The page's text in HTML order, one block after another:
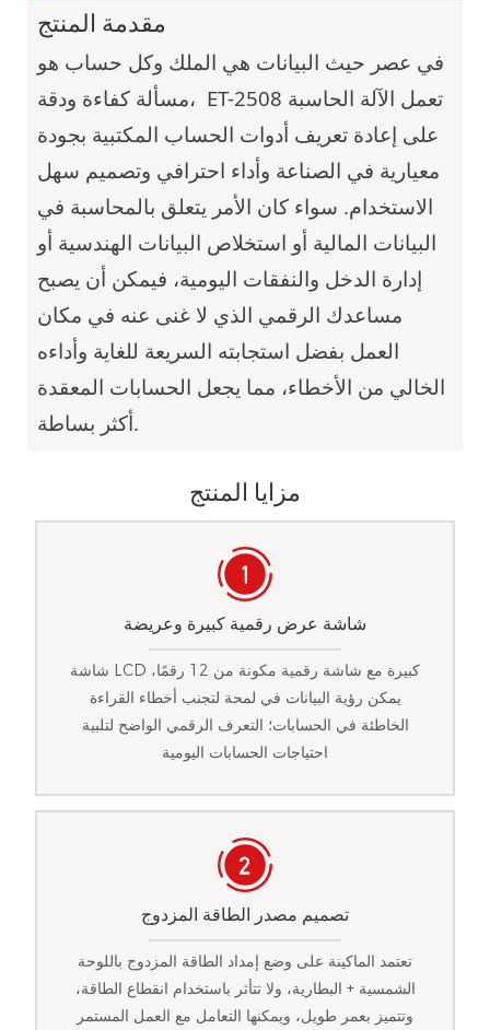
مقدمة المنتج
في عصر حيث البيانات هي الملك وكل حساب هو
مسألة كفاءة ودقة، ET-2508 تعمل الآلة الحاسبة
على إعادة تعريف أدوات الحساب المكتبية بجودة
معيارية في الصناعة وأداء احترافي وتصميم سهل
الاستخدام. سواء كان الأمر يتعلق بالمحاسبة في
البيانات المالية أو استخلاص البيانات الهندسية أو
إدارة الدخل والنفقات اليومية، فيمكن أن يصبح
مساعدك الرقمي الذي لا غنى عنه في مكان
العمل بفضل استجابته السريعة للغاية وأداءه
الخالي من الأخطاء، مما يجعل الحسابات المعقدة
أكثر بساطة.
مزايا المنتج
شاشة عرض رقمية كبيرة وعريضة
شاشة LCD كبيرة مع شاشة رقمية مكونة من 12 رقمًا،
يمكن رؤية البيانات في لمحة لتجنب أخطاء القراءة
الخاطئة في الحسابات؛ التعرف الرقمي الواضح لتلبية
احتياجات الحسابات اليومية
تصميم مصدر الطاقة المزدوج
تعتمد الماكينة على وضع إمداد الطاقة المزدوج باللوحة
الشمسية + البطارية، ولا تتأثر باستخدام انقطاع الطاقة،
وتتميز بعمر طويل، ويمكنها التعامل مع العمل المستمر